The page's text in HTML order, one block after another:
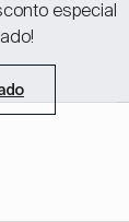
especial